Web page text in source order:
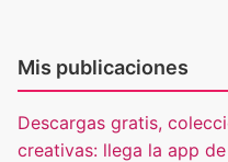
Mis publicaciones
Descargas gratis,
creativas: llega la app